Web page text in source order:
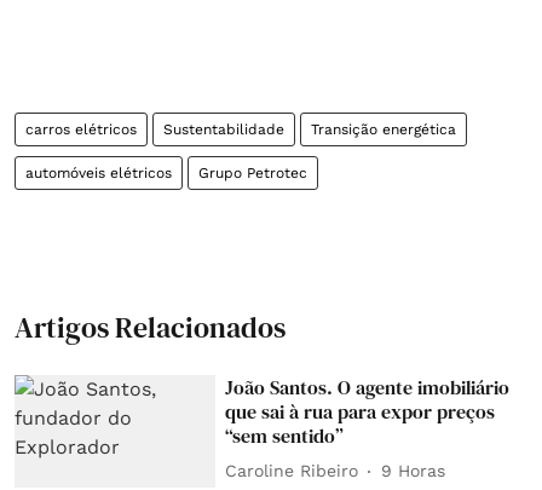
carros elétricos Sustentabilidade Transição energética
automóveis elétricos Grupo Petrotec
Artigos Relacionados
João Santos. O agente imobiliário
que sai à rua para expor preços
“sem sentido”
Caroline Ribeiro 9 Horas